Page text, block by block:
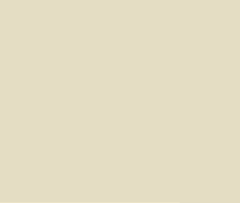
lief heeft zal God verkrijgen. -